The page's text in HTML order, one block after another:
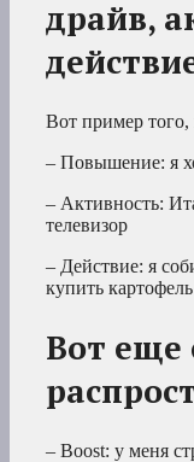
драйв,
Вот пример того,
– Повышение: я
– Активность:
телевизор
– Действие: я
купить
Вот еще
– Boost: у меня